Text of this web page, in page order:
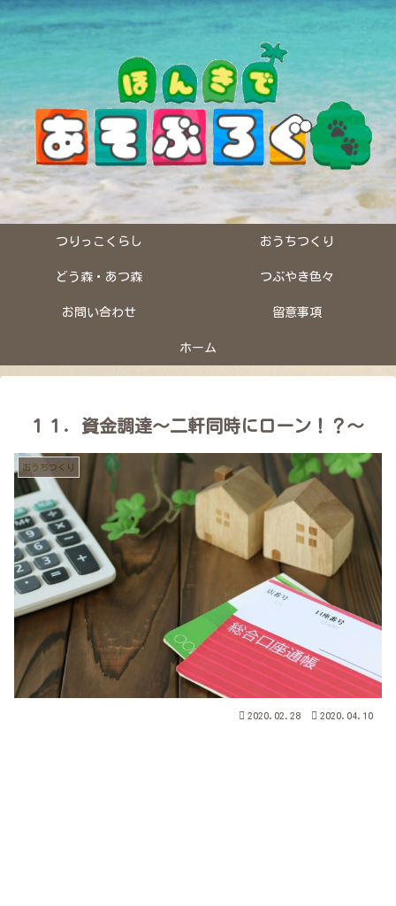
つりっこくらし おうちつくり
どう森・あつ森 つぶやき色々
お問い合わせ 留意事項
ホーム
１１．資金調達～二軒同時にローン！？～
おうちつくり
2020.02.28 2020.04.10